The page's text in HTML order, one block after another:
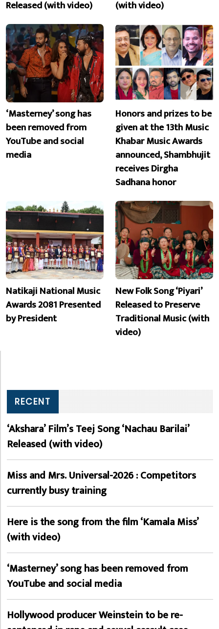
Released (with video)
(with video)
‘Masterney’ song has
been removed from
YouTube and social
media
Honors and prizes to be
given at the 13th Music
Khabar Music Awards
announced, Shambhujit
receives Dirgha
Sadhana honor
Natikaji National Music
Awards 2081 Presented
by President
New Folk Song ‘Piyari’
Released to Preserve
Traditional Music (with
video)
RECENT
‘Akshara’ Film’s Teej Song ‘Nachau Barilai’
Released (with video)
Miss and Mrs. Universal-2026 : Competitors
currently busy training
Here is the song from the film ‘Kamala Miss’
(with video)
‘Masterney’ song has been removed from
YouTube and social media
Hollywood producer Weinstein to be re-